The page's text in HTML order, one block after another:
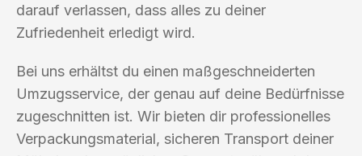
darauf verlassen, dass alles zu deiner
Zufriedenheit erledigt wird.
Bei uns erhältst du einen maßgeschneiderten
Umzugsservice, der genau auf deine Bedürfnisse
zugeschnitten ist. Wir bieten dir professionelles
Verpackungsmaterial, sicheren Transport deiner